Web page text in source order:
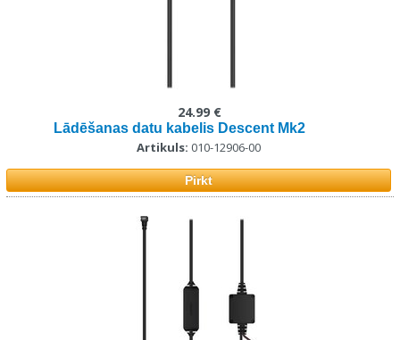
Lādēšanas datu kabelis Descent Mk2
Artikuls: 010-12906-00
24.99 €
Pirkt